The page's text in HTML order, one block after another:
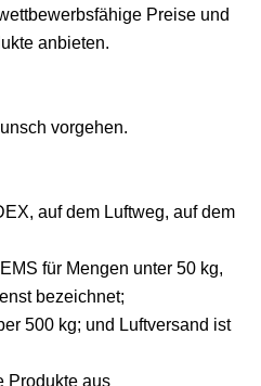
Preise und
anbieten.
vorgehen.
auf dem Luftweg, auf dem
für Mengen unter 50 kg,
bezeichnet;
500 kg; und Luftversand ist
Produkte aus